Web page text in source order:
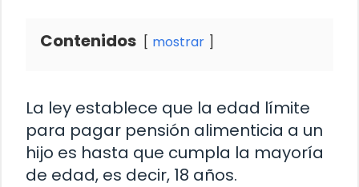
Contenidos mostrar
La ley establece que la edad límite
para pagar pensión alimenticia a un
hijo es hasta que cumpla la mayoría
de edad, es decir, 18 años.